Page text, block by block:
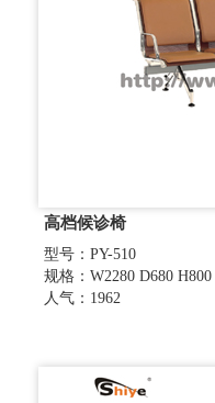
高档候诊椅
型号：PY-510
规格：W2280 D680 H800
人气：1962